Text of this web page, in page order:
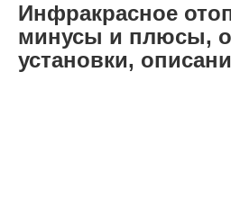
Инфракрасное
минусы и плюсы,
установки,